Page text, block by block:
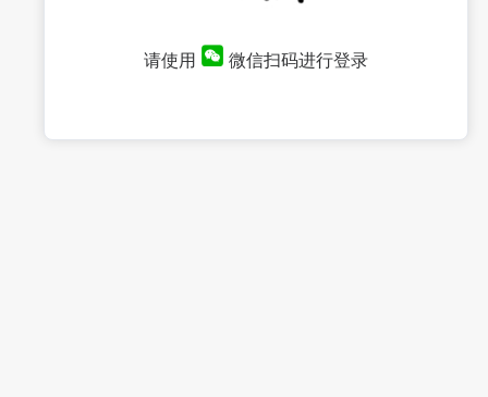
请使用 微信扫码进行登录